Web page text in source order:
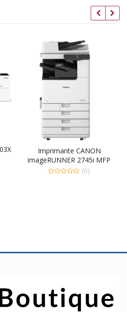
Imprimante CANON
imageRUNNER 2745i MFP
Recto : jusqu’à 45 ppm (A4,
(0)